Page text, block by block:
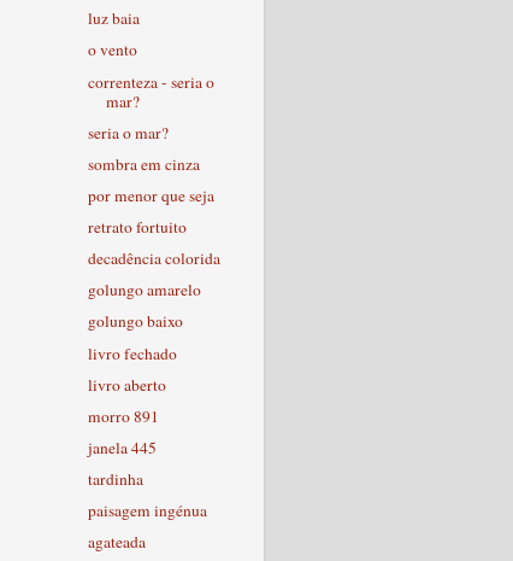
luz baia
o vento
correnteza - seria o
mar?
seria o mar?
sombra em cinza
por menor que seja
retrato fortuito
decadência colorida
golungo amarelo
golungo baixo
livro fechado
livro aberto
morro 891
janela 445
tardinha
paisagem ingénua
agateada